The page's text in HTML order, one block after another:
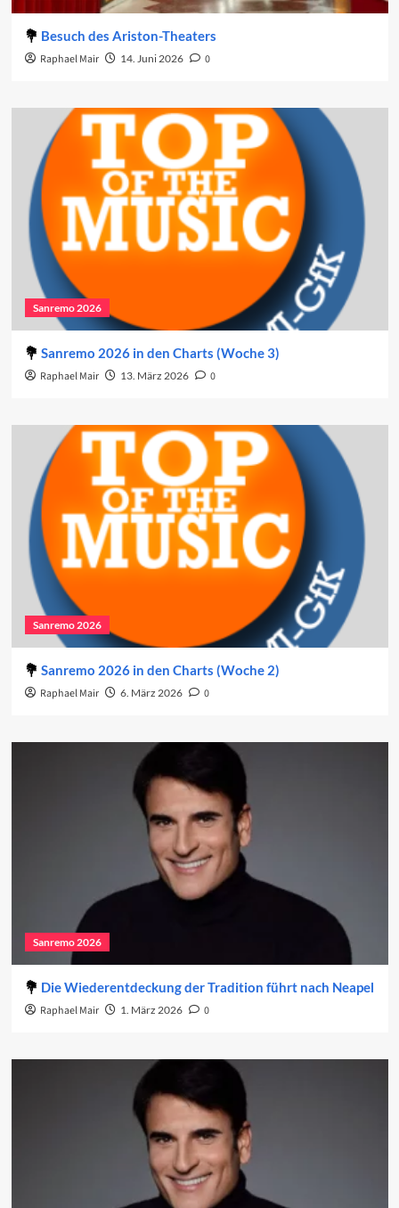
Besuch des Ariston-Theaters
Raphael Mair 14. Juni 2026 0
Sanremo 2026
Sanremo 2026 in den Charts (Woche 3)
Raphael Mair 13. März 2026 0
Sanremo 2026
Sanremo 2026 in den Charts (Woche 2)
Raphael Mair 6. März 2026 0
Sanremo 2026
Die Wiederentdeckung der Tradition führt nach Neapel
Raphael Mair 1. März 2026 0